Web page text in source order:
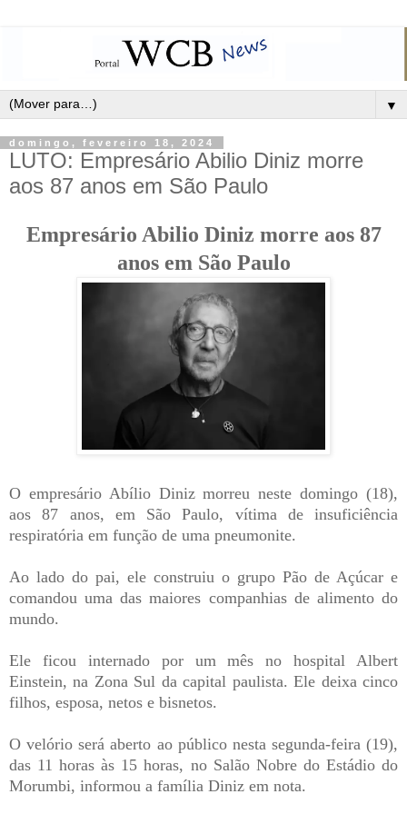
▼
domingo, fevereiro 18, 2024
LUTO: Empresário Abilio Diniz morre
aos 87 anos em São Paulo
Empresário Abilio Diniz morre aos 87
anos em São Paulo
O empresário Abílio Diniz morreu neste domingo (18),
aos 87 anos, em São Paulo, vítima de insuficiência
respiratória em função de uma pneumonite.
Ao lado do pai, ele construiu o grupo Pão de Açúcar e
comandou uma das maiores companhias de alimento do
mundo.
Ele ficou internado por um mês no hospital Albert
Einstein, na Zona Sul da capital paulista. Ele deixa cinco
filhos, esposa, netos e bisnetos.
O velório será aberto ao público nesta segunda-feira (19),
das 11 horas às 15 horas, no Salão Nobre do Estádio do
Morumbi, informou a família Diniz em nota.